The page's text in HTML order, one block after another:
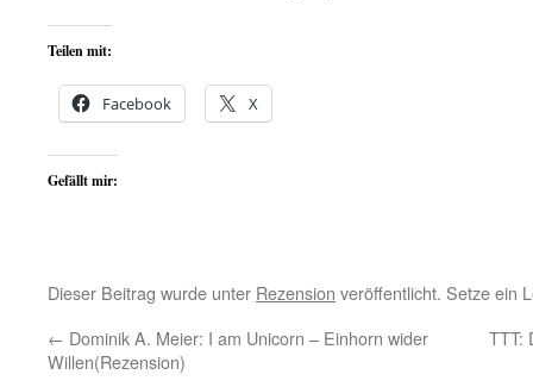
Teilen mit:
Facebook X
Gefällt mir:
Dieser Beitrag wurde unter Rezension veröffentlicht. Setze ein
← Dominik A. Meier: I am Unicorn – Einhorn wider
Willen(Rezension)
TTT: